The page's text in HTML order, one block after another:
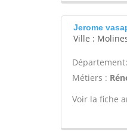
Jerome
Ville :
Métiers :
Voir la fiche